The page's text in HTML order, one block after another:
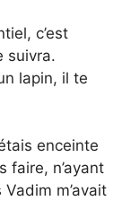
c’est
suivra.
lapin, il te
enceinte
faire, n’ayant
m’avait